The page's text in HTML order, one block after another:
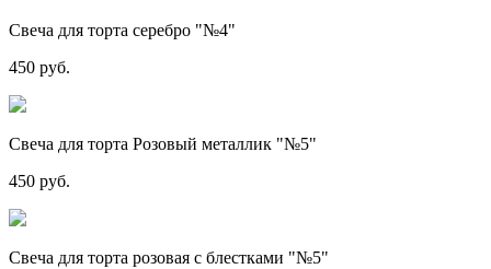
Свеча для торта серебро "№4"
450 руб.
Свеча для торта Розовый металлик "№5"
450 руб.
Свеча для торта розовая с блестками "№5"